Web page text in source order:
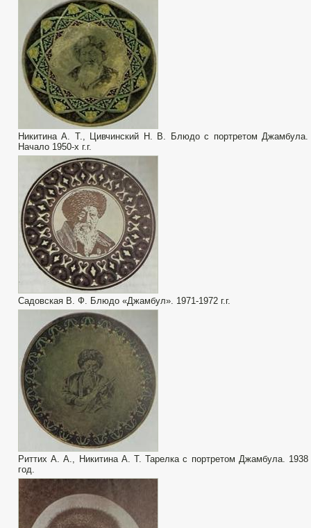
Никитина А. Т., Цивчинский Н. В. Блюдо с портретом Джамбула.
Начало 1950-х г.г.
Садовская В. Ф. Блюдо «Джамбул». 1971-1972 г.г.
Риттих А. А., Никитина А. Т. Тарелка с портретом Джамбула. 1938
год.